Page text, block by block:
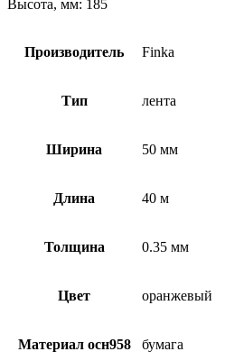
Высота, мм: 185
Производитель Finka
Тип лента
Ширина 50 мм
Длина 40 м
Толщина 0.35 мм
Цвет оранжевый
Материал осн958 бумага